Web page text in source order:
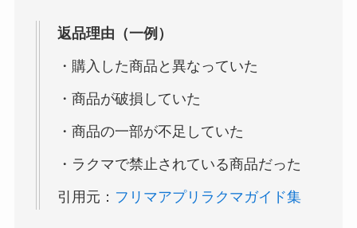
返品理由（一例）
・購入した商品と異なっていた
・商品が破損していた
・商品の一部が不足していた
・ラクマで禁止されている商品だった
引用元： フリマアプリラクマガイド集